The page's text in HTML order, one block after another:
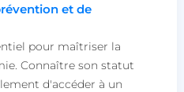
et de
pour maîtriser la
Connaître son statut
d'accéder à un